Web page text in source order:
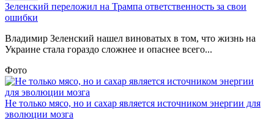
Зеленский переложил на Трампа ответственность за свои
ошибки
Владимир Зеленский нашел виноватых в том, что жизнь на
Украине стала гораздо сложнее и опаснее всего...
Фото
Не только мясо, но и сахар является источником энергии для
эволюции мозга